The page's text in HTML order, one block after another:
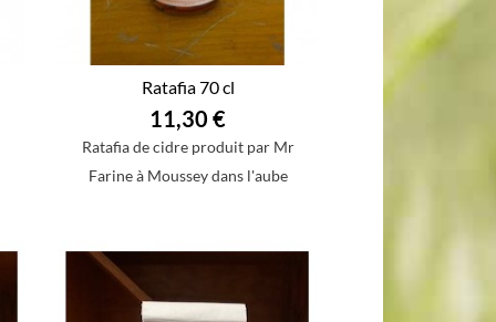
Ratafia 70 cl
11,30 €
Ratafia de cidre produit par Mr
Farine à Moussey dans l'aube